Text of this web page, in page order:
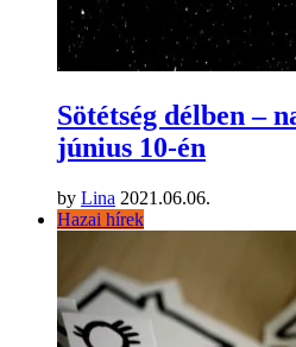
Sötétség délben –
június 10-én
by Lina 2021.06.06.
Hazai hírek